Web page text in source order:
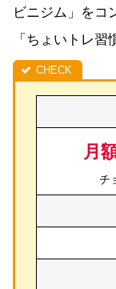
ビニジム」をコ
「ちょいトレ習
月
チ